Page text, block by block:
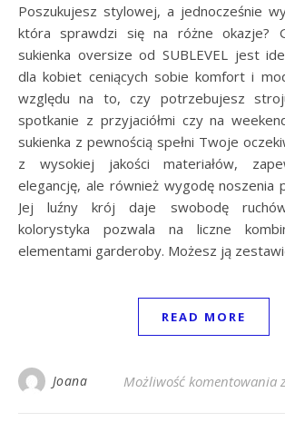
Poszukujesz stylowej, a jednocześnie wygodnej sukienki,
która sprawdzi się na różne okazje?
sukienka oversize od SUBLEVEL jest
dla kobiet ceniących sobie komfort i
względu na to, czy potrzebujesz
spotkanie z przyjaciółmi czy na
sukienka z pewnością spełni Twoje
z wysokiej jakości materiałów,
elegancję, ale również wygodę noszenia
Jej luźny krój daje swobodę
kolorystyka pozwala na liczne
elementami garderoby. Możesz ją
READ MORE
Joana Możliwość komentowania